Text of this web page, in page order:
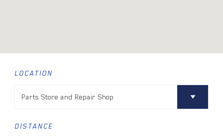
LOCATION
DISTANCE